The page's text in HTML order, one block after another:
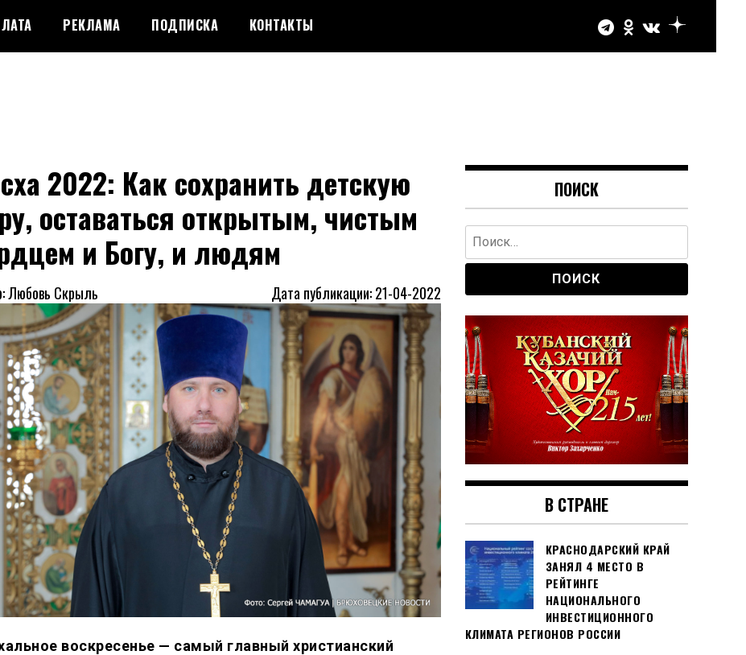
РЕКЛАМА ПОДПИСКА КОНТАКТЫ
2022: Как сохранить детскую
оставаться открытым, чистым
и Богу, и людям
Любовь Скрыль Дата публикации: 21-04-2022
воскресенье — самый главный христианский
ПОИСК
Найти:
В СТРАНЕ
КРАСНОДАРСКИЙ КРАЙ
ЗАНЯЛ 4 МЕСТО В
РЕЙТИНГЕ
НАЦИОНАЛЬНОГО
ИНВЕСТИЦИОННОГО
КЛИМАТА РЕГИОНОВ РОССИИ